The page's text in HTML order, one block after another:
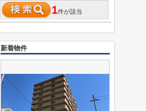
1件が該当
新着物件